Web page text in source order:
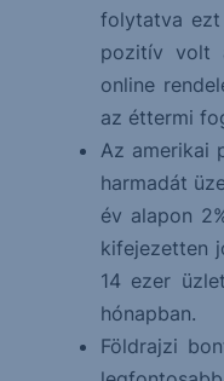
folytatva
pozitív volt
online
az éttermi
Az amerikai
harmadát
év alapon
kifejezetten
14 ezer
hónapban.
Földrajzi